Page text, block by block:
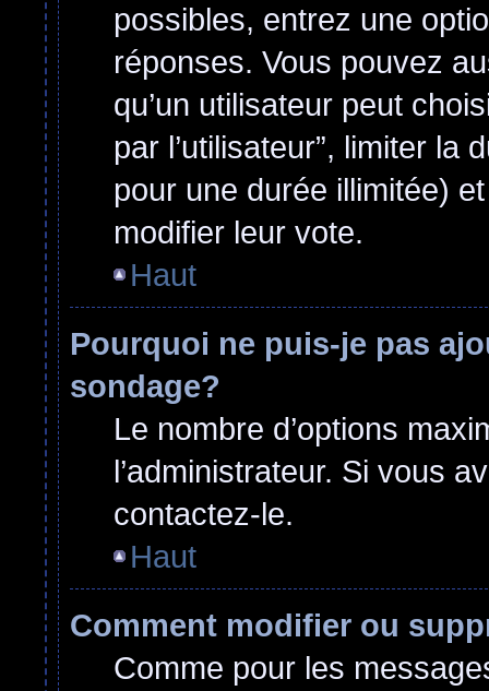
possibles, entrez une
réponses. Vous pouvez
qu’un utilisateur peut
par l’utilisateur”, limiter la
pour une durée illimitée)
modifier leur vote.
Haut
Pourquoi ne puis-je pas
sondage?
Le nombre d’options
l’administrateur. Si vous
contactez-le.
Haut
Comment modifier ou
Comme pour les